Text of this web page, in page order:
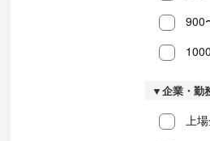
900
▼企業・勤
上